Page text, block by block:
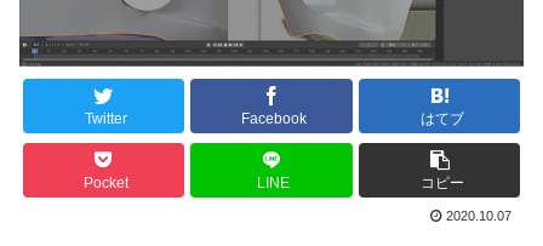
Twitter Facebook はてブ
Pocket LINE コピー
2020.10.07